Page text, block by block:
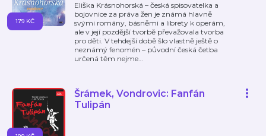
Eliška Krásnohorská – česká spisovatelka a
bojovnice za práva žen je známá hlavně
svými romány, básněmi a librety k operám,
ale v její pozdější tvorbě převažovala tvorba
pro děti. V tehdejší době šlo vlastně ještě o
neznámý fenomén – původní česká četba
určená těm nejme…
179 KČ
Šrámek, Vondrovic: Fanfán
Tulipán